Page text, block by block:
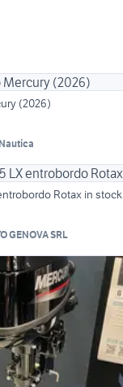
(2026)
Rotax in stock
GENOVA SRL